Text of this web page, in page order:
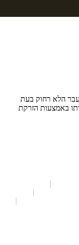
הלא רחוק בעת
באמצעות הזרקת